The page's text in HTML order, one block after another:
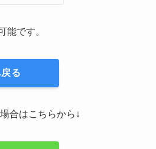
です。
る
合はこちらから↓